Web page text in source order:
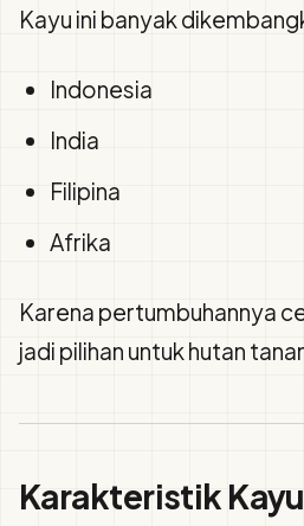
Kayu ini banyak
Indonesia
India
Filipina
Afrika
Karena pertumbuhannya
jadi pilihan untuk hutan
Karakteristik